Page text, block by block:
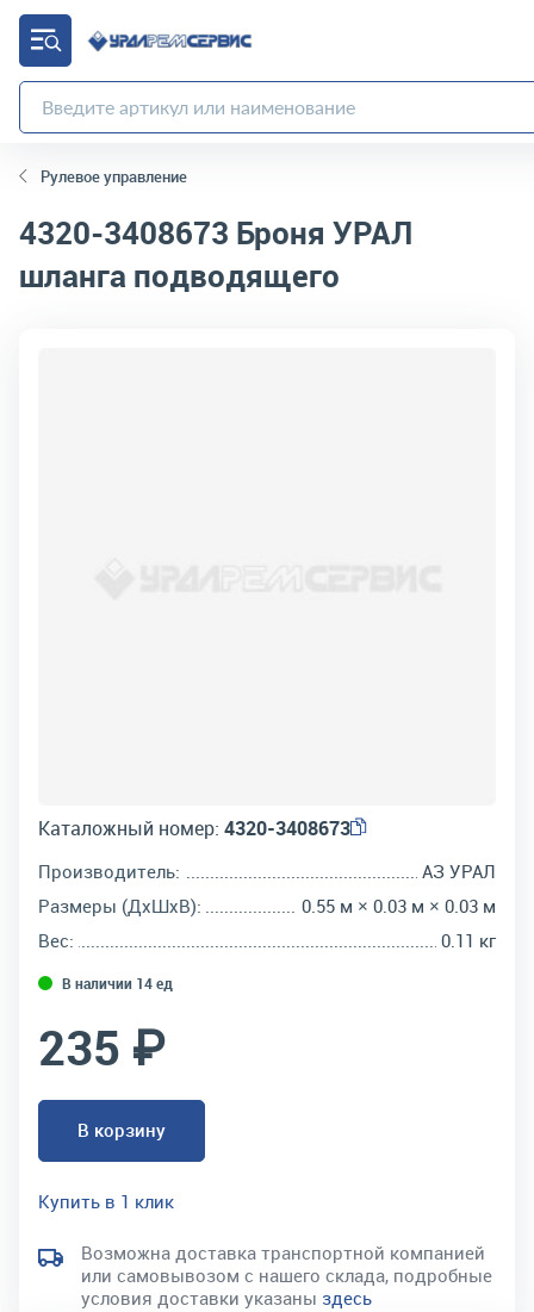
Рулевое управление
4320-3408673 Броня УРАЛ
шланга подводящего
Каталожный номер: 4320-3408673
Производитель:
АЗ УРАЛ
Размеры (ДхШхВ):
0.55 м × 0.03 м × 0.03 м
Вес:
0.11 кг
В наличии 14 ед
235 ₽
В корзину
Купить в 1 клик
Возможна доставка транспортной компанией
или самовывозом с нашего склада, подробные
условия доставки указаны здесь